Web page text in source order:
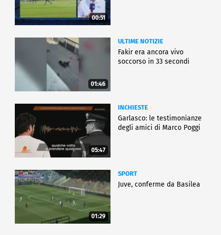
00:51
01:46
ULTIME NOTIZIE
Fakir era ancora vivo
soccorso in 33 secondi
05:47
INCHIESTE
Garlasco: le testimonianze
degli amici di Marco Poggi
01:29
SPORT
Juve, conferme da Basilea